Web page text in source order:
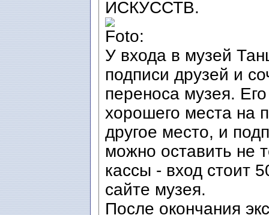
ИСКУССТВ.
У входа в музей
подписи друзей и
переноса музея.
хорошего места на
другое место, и
можно оставить не
кассы - вход стоит
сайте музея.
После окончания